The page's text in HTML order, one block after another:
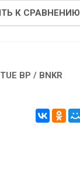
К СРАВНЕНИЮ
BP / BNKR